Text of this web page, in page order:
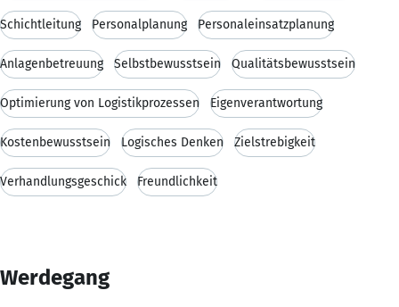
Schichtleitung Personalplanung Personaleinsatzplanung
Anlagenbetreuung Selbstbewusstsein Qualitätsbewusstsein
Optimierung von Logistikprozessen Eigenverantwortung
Kostenbewusstsein Logisches Denken Zielstrebigkeit
Verhandlungsgeschick Freundlichkeit
Werdegang